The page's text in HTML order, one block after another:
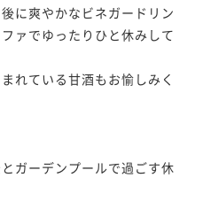
に爽やかなビネガードリン
ァでゆったりひと休みして
れている甘酒もお愉しみく
ガーデンプールで過ごす休